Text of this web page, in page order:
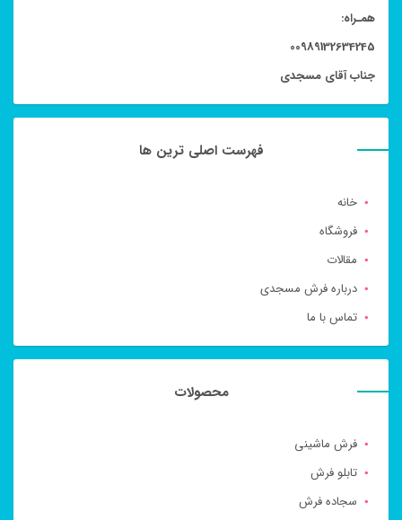
همـراه:
00989132634245
جناب آقای مسجدی
فهرست اصلی ترین ها
خانه
فروشگاه
مقالات
درباره فرش مسجدی
تماس با ما
محصولات
فرش ماشینی
تابلو فرش
سجاده فرش